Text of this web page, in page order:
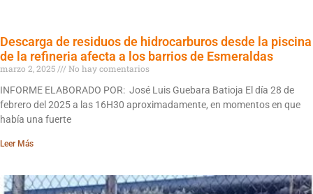
Descarga de residuos de hidrocarburos desde la piscina
de la refineria afecta a los barrios de Esmeraldas
marzo 2, 2025
No hay comentarios
INFORME ELABORADO POR: José Luis Guebara Batioja El día 28 de
febrero del 2025 a las 16H30 aproximadamente, en momentos en que
había una fuerte
Leer Más